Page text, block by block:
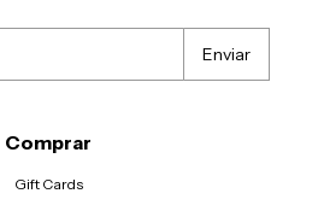
Comprar
Gift Cards